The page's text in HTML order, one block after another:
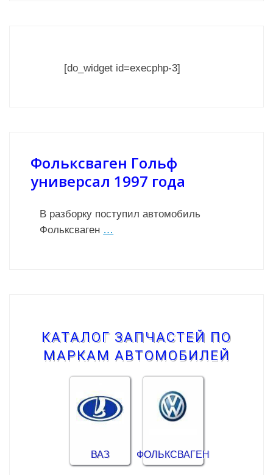
[do_widget id=execphp-3]
Фольксваген Гольф
универсал 1997 года
В разборку поступил автомобиль
Фольксваген …
КАТАЛОГ ЗАПЧАСТЕЙ ПО
МАРКАМ АВТОМОБИЛЕЙ
ВАЗ ФОЛЬКСВАГЕН